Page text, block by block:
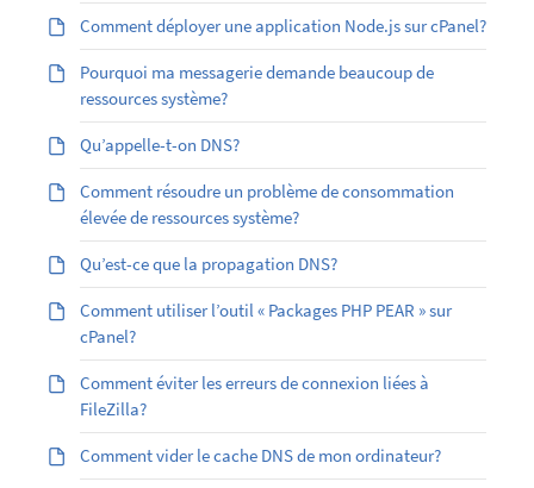
Comment déployer une application Node.js sur cPanel?
Pourquoi ma messagerie demande beaucoup de
ressources système?
Qu’appelle-t-on DNS?
Comment résoudre un problème de consommation
élevée de ressources système?
Qu’est-ce que la propagation DNS?
Comment utiliser l’outil « Packages PHP PEAR » sur
cPanel?
Comment éviter les erreurs de connexion liées à
FileZilla?
Comment vider le cache DNS de mon ordinateur?